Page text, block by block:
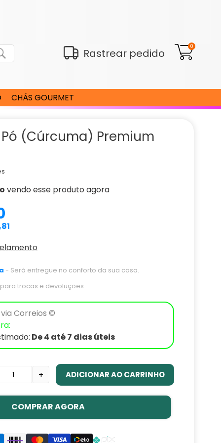
Rastrear pedido
0
CHÁS GOURMET
(Cúrcuma) Premium
vendo esse produto agora
- Será entregue no conforto da sua casa.
trocas e devoluções.
Correios ©
De 4 até 7 dias úteis
+ ADICIONAR AO CARRINHO
COMPRAR AGORA